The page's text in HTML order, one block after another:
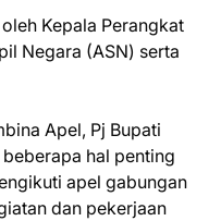
Kepala Perangkat
Negara (ASN) serta
Apel, Pj Bupati
hal penting
apel gabungan
dan pekerjaan